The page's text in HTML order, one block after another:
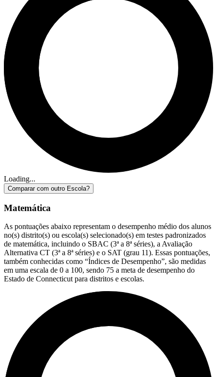
Loading...
Comparar com outro Escola?
Matemática
As pontuações abaixo representam o desempenho médio dos alunos
no(s) distrito(s) ou escola(s) selecionado(s) em testes padronizados
de matemática, incluindo o SBAC (3ª a 8ª séries), a Avaliação
Alternativa CT (3ª a 8ª séries) e o SAT (grau 11). Essas pontuações,
também conhecidas como “Índices de Desempenho”, são medidas
em uma escala de 0 a 100, sendo 75 a meta de desempenho do
Estado de Connecticut para distritos e escolas.